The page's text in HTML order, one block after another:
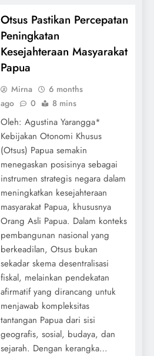
Otsus Pastikan Percepatan
Peningkatan
Kesejahteraan Masyarakat
Papua
Mirna
6 months
ago
0 8 mins
Oleh: Agustina Yarangga*
Kebijakan Otonomi Khusus
(Otsus) Papua semakin
menegaskan posisinya sebagai
instrumen strategis negara dalam
meningkatkan kesejahteraan
masyarakat Papua, khususnya
Orang Asli Papua. Dalam konteks
pembangunan nasional yang
berkeadilan, Otsus bukan
sekadar skema desentralisasi
fiskal, melainkan pendekatan
afirmatif yang dirancang untuk
menjawab kompleksitas
tantangan Papua dari sisi
geografis, sosial, budaya, dan
sejarah. Dengan kerangka…